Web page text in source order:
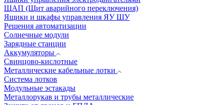
ЩАП (Щит аварийного переключения)
Ящики и шкафы управления ЯУ ШУ
Решения автоматизации
Солнечные модули
Зарядные станции
Аккумуляторы
Свинцово-кислотные
Металлические кабельные лотки
Система лотков
Модульные эстакады
Металлорукав и трубы металлические